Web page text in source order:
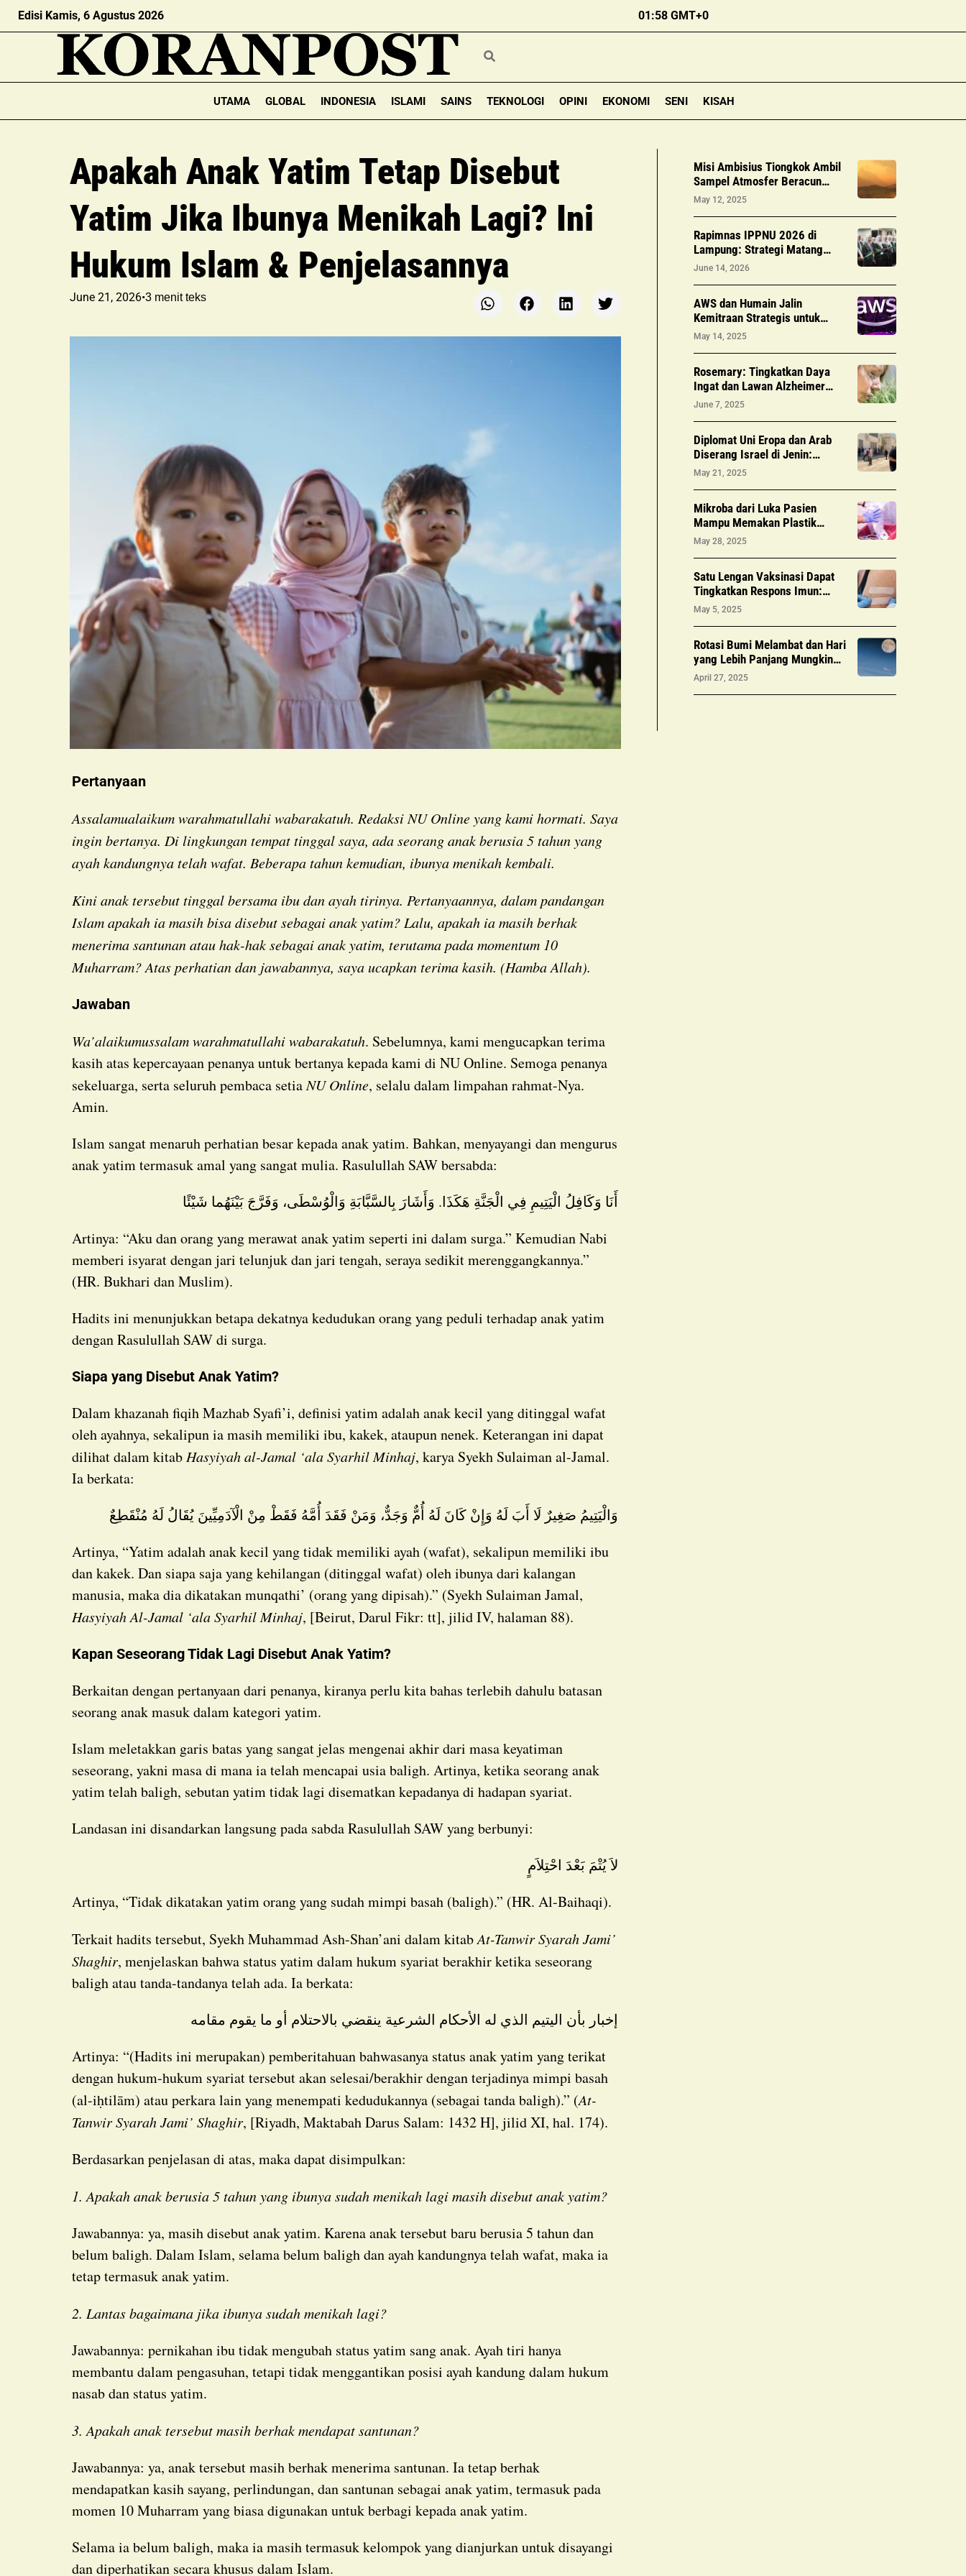
Edisi Kamis, 6 Agustus 2026 01:58 GMT+0
UTAMA GLOBAL INDONESIA ISLAMI SAINS TEKNOLOGI OPINI EKONOMI SENI KISAH
Apakah Anak Yatim Tetap Disebut
Yatim Jika Ibunya Menikah Lagi? Ini
Hukum Islam & Penjelasannya
June 21, 2026•3 menit teks
Pertanyaan
Assalamualaikum warahmatullahi wabarakatuh. Redaksi NU Online yang kami hormati. Saya
ingin bertanya. Di lingkungan tempat tinggal saya, ada seorang anak berusia 5 tahun yang
ayah kandungnya telah wafat. Beberapa tahun kemudian, ibunya menikah kembali.
Kini anak tersebut tinggal bersama ibu dan ayah tirinya. Pertanyaannya, dalam pandangan
Islam apakah ia masih bisa disebut sebagai anak yatim? Lalu, apakah ia masih berhak
menerima santunan atau hak-hak sebagai anak yatim, terutama pada momentum 10
Muharram? Atas perhatian dan jawabannya, saya ucapkan terima kasih. (Hamba Allah).
Jawaban
Wa’alaikumussalam warahmatullahi wabarakatuh. Sebelumnya, kami mengucapkan terima
kasih atas kepercayaan penanya untuk bertanya kepada kami di NU Online. Semoga penanya
sekeluarga, serta seluruh pembaca setiaNU Online, selalu dalam limpahan rahmat-Nya.
Amin.
Islam sangat menaruh perhatian besar kepada anak yatim. Bahkan, menyayangi dan mengurus
anak yatim termasuk amal yang sangat mulia. Rasulullah SAW bersabda:
أَنَا وَكَافِلُ الْيَتِيمِ فِي الْجَنَّةِ هَكَذَا. وَأَشَارَ بِالسَّبَّابَةِ وَالْوُسْطَى، وَفَرَّجَ بَيْنَهُما شَيْئًا
Artinya: “Aku dan orang yang merawat anak yatim seperti ini dalam surga.” Kemudian Nabi
memberi isyarat dengan jari telunjuk dan jari tengah, seraya sedikit merenggangkannya.”
(HR. Bukhari dan Muslim).
Hadits ini menunjukkan betapa dekatnya kedudukan orang yang peduli terhadap anak yatim
dengan Rasulullah SAW di surga.
Siapa yang Disebut Anak Yatim?
Dalam khazanah fiqih Mazhab Syafi’i, definisi yatim adalah anak kecil yang ditinggal wafat
oleh ayahnya, sekalipun ia masih memiliki ibu, kakek, ataupun nenek. Keterangan ini dapat
dilihat dalam kitabHasyiyah al-Jamal ‘ala Syarhil Minhaj, karya Syekh Sulaiman al-Jamal.
Ia berkata:
وَالْيَتِيمُ صَغِيرٌ لَا أَبَ لَهُ وَإِنْ كَانَ لَهُ أُمٌّ وَجَدٌّ، وَمَنْ فَقَدَ أُمَّهُ فَقَطْ مِنْ الْآدَمِيِّينَ يُقَالُ لَهُ مُنْقَطِعٌ
Artinya, “Yatim adalah anak kecil yang tidak memiliki ayah (wafat), sekalipun memiliki ibu
dan kakek. Dan siapa saja yang kehilangan (ditinggal wafat) oleh ibunya dari kalangan
manusia, maka dia dikatakan munqathi’ (orang yang dipisah).” (Syekh Sulaiman Jamal,
Hasyiyah Al-Jamal ‘ala Syarhil Minhaj, [Beirut, Darul Fikr: tt], jilid IV, halaman 88).
Kapan Seseorang Tidak Lagi Disebut Anak Yatim?
Berkaitan dengan pertanyaan dari penanya, kiranya perlu kita bahas terlebih dahulu batasan
seorang anak masuk dalam kategori yatim.
Islam meletakkan garis batas yang sangat jelas mengenai akhir dari masa keyatiman
seseorang, yakni masa di mana ia telah mencapai usia baligh. Artinya, ketika seorang anak
yatim telah baligh, sebutan yatim tidak lagi disematkan kepadanya di hadapan syariat.
Landasan ini disandarkan langsung pada sabda Rasulullah SAW yang berbunyi:
لاَ يُتْمَ بَعْدَ احْتِلاَمٍ
Artinya, “Tidak dikatakan yatim orang yang sudah mimpi basah (baligh).” (HR. Al-Baihaqi).
Terkait hadits tersebut, Syekh Muhammad Ash-Shan’ani dalam kitabAt-Tanwir Syarah Jami’
Shaghir, menjelaskan bahwa status yatim dalam hukum syariat berakhir ketika seseorang
baligh atau tanda-tandanya telah ada. Ia berkata:
إخبار بأن اليتيم الذي له الأحكام الشرعية ينقضي بالاحتلام أو ما يقوم مقامه
Artinya: “(Hadits ini merupakan) pemberitahuan bahwasanya status anak yatim yang terikat
dengan hukum-hukum syariat tersebut akan selesai/berakhir dengan terjadinya mimpi basah
(al-iḥtilām) atau perkara lain yang menempati kedudukannya (sebagai tanda baligh).” (At-
Tanwir Syarah Jami’ Shaghir, [Riyadh, Maktabah Darus Salam: 1432 H], jilid XI, hal. 174).
Berdasarkan penjelasan di atas, maka dapat disimpulkan:
1. Apakah anak berusia 5 tahun yang ibunya sudah menikah lagi masih disebut anak yatim?
Jawabannya: ya, masih disebut anak yatim. Karena anak tersebut baru berusia 5 tahun dan
belum baligh. Dalam Islam, selama belum baligh dan ayah kandungnya telah wafat, maka ia
tetap termasuk anak yatim.
2. Lantas bagaimana jika ibunya sudah menikah lagi?
Jawabannya: pernikahan ibu tidak mengubah status yatim sang anak. Ayah tiri hanya
membantu dalam pengasuhan, tetapi tidak menggantikan posisi ayah kandung dalam hukum
nasab dan status yatim.
3. Apakah anak tersebut masih berhak mendapat santunan?
Jawabannya: ya, anak tersebut masih berhak menerima santunan. Ia tetap berhak
mendapatkan kasih sayang, perlindungan, dan santunan sebagai anak yatim, termasuk pada
momen 10 Muharram yang biasa digunakan untuk berbagi kepada anak yatim.
Selama ia belum baligh, maka ia masih termasuk kelompok yang dianjurkan untuk disayangi
dan diperhatikan secara khusus dalam Islam.
Misi Ambisius Tiongkok Ambil
Sampel Atmosfer Beracun
Venus
May 12, 2025
Rapimnas IPPNU 2026 di
Lampung: Strategi Matang
Konsolidasi Jelang Kongres, Ini
June 14, 2026
AWS dan Humain Jalin
Kemitraan Strategis untuk
Bangun Zona AI di Arab Saudi
May 14, 2025
Rosemary: Tingkatkan Daya
Ingat dan Lawan Alzheimer
Secara Alami
June 7, 2025
Diplomat Uni Eropa dan Arab
Diserang Israel di Jenin:
Kecaman dan Seruan
May 21, 2025
Mikroba dari Luka Pasien
Mampu Memakan Plastik
Medis Rumah Sakit
May 28, 2025
Satu Lengan Vaksinasi Dapat
Tingkatkan Respons Imun:
Studi Terbaru
May 5, 2025
Rotasi Bumi Melambat dan Hari
yang Lebih Panjang Mungkin
Ciptakan Oksigen
April 27, 2025